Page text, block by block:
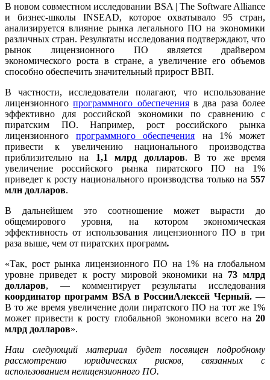
В новом совместном исследовании BSA | The Software Alliance
и бизнес-школы INSEAD, которое охватывало 95 стран,
анализируется влияние рынка легального ПО на экономики
различных стран. Результаты исследования подтверждают, что
рынок лицензионного ПО является драйвером
экономического роста в стране, а увеличение его объемов
способно обеспечить значительный прирост ВВП.
В частности, исследователи полагают, что использование
лицензионногопрограммного обеспеченияв два раза более
эффективно для российской экономики по сравнению с
пиратским ПО. Например, рост российского рынка
лицензионногопрограммного обеспечения на 1% может
привести к увеличению национального производства
приблизительно на 1,1 млрд долларов. В то же время
увеличение российского рынка пиратского ПО на 1%
приведет к росту национального производства только на 557
млн долларов.
В дальнейшем это соотношение может вырасти до
общемирового уровня, на котором экономическая
эффективность от использования лицензионного ПО в три
раза выше, чем от пиратских программ.
«Так, рост рынка лицензионного ПО на 1% на глобальном
уровне приведет к росту мировой экономики на 73 млрд
долларов, — комментирует результаты исследования
координатор программ BSA в РоссииАлексей Черный.—
В то же время увеличение доли пиратского ПО на тот же 1%
может привести к росту глобальной экономики всего на 20
млрд долларов».
Наш следующий материал будет посвящен подробному
рассмотрению юридических рисков, связанных с
использованием нелицензионного ПО.